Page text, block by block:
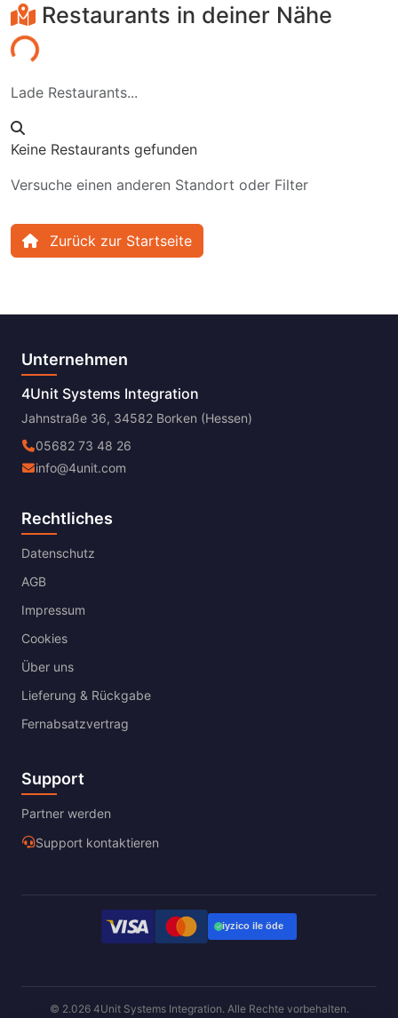
Restaurants in deiner Nähe
Lade Restaurants...
Keine Restaurants gefunden
Versuche einen anderen Standort oder Filter
Zurück zur Startseite
Unternehmen
4Unit Systems Integration
Jahnstraße 36, 34582 Borken (Hessen)
05682 73 48 26
info@4unit.com
Rechtliches
Datenschutz
AGB
Impressum
Cookies
Über uns
Lieferung & Rückgabe
Fernabsatzvertrag
Support
Partner werden
Support kontaktieren
© 2.026 4Unit Systems Integration. Alle Rechte vorbehalten.